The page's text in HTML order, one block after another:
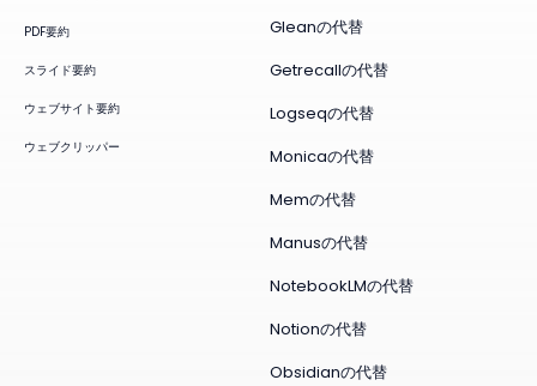
PDF要約
スライド要約
ウェブサイト要約
ウェブクリッパー
Gleanの代替
Getrecallの代替
Logseqの代替
Monicaの代替
Memの代替
Manusの代替
NotebookLMの代替
Notionの代替
Obsidianの代替